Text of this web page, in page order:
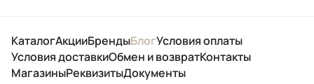
КаталогАкцииБрендыБлогУсловия оплаты
Условия доставкиОбмен и возвратКонтакты
МагазиныРеквизитыДокументы